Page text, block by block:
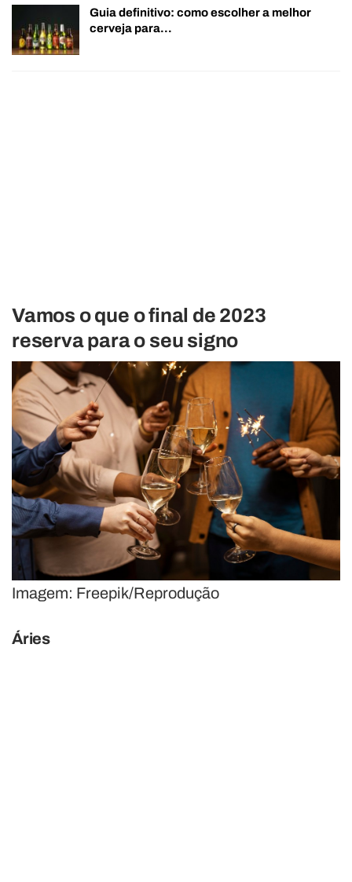
Guia definitivo: como escolher a melhor
cerveja para…
Vamos o que o final de 2023
reserva para o seu signo
Imagem: Freepik/Reprodução
Áries